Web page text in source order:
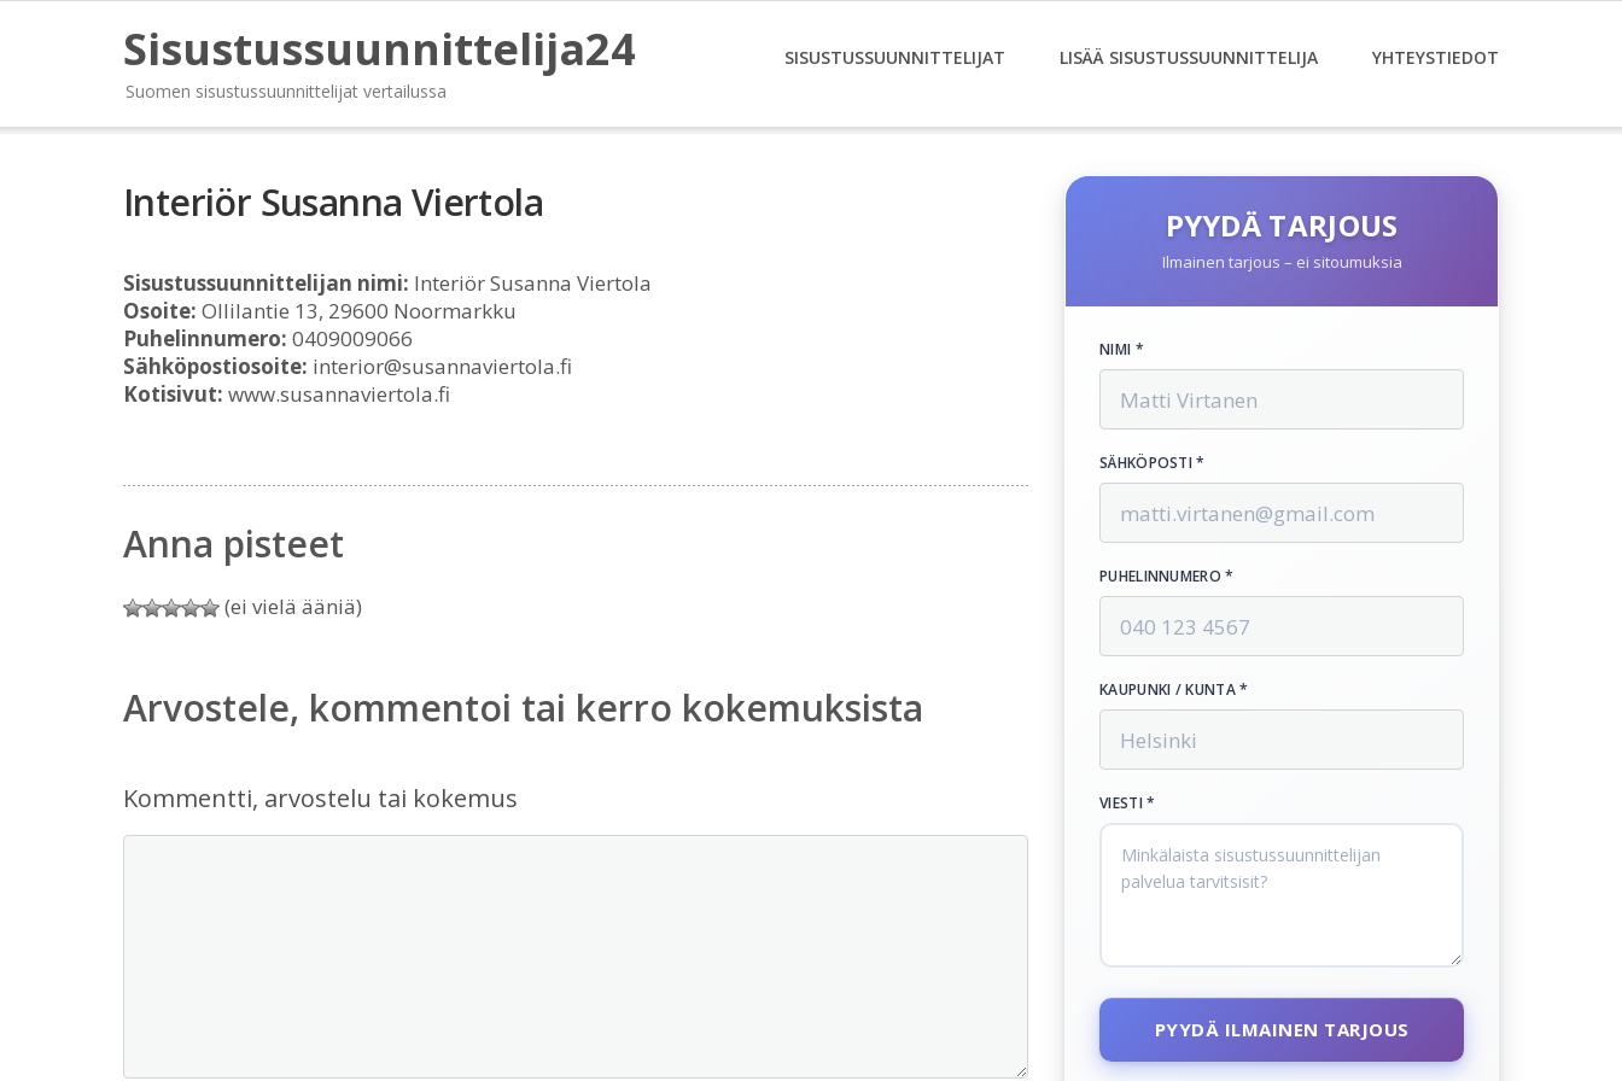
Sisustussuunnittelija24
Suomen sisustussuunnittelijat vertailussa
SISUSTUSSUUNNITTELIJAT LISÄÄ SISUSTUSSUUNNITTELIJA YHTEYSTIEDOT
Interiör Susanna Viertola
Sisustussuunnittelijan nimi: Interiör Susanna Viertola
Osoite: Ollilantie 13, 29600 Noormarkku
Puhelinnumero: 0409009066
Sähköpostiosoite: interior@susannaviertola.fi
Kotisivut: www.susannaviertola.fi
Anna pisteet
(ei vielä ääniä)
Arvostele, kommentoi tai kerro kokemuksista
Kommentti, arvostelu tai kokemus
PYYDÄ TARJOUS
Ilmainen tarjous – ei sitoumuksia
NIMI *
SÄHKÖPOSTI *
PUHELINNUMERO *
KAUPUNKI / KUNTA *
VIESTI *
PYYDÄ ILMAINEN TARJOUS